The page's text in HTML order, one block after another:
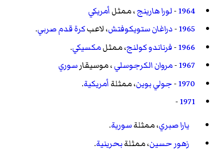
1964
-لورا هارينج، ممثلأمريكي
1965
-دراغان ستويكوفتش، لاعبكرة قدمصربي.
1966
-فرناندو كولنج، ممثلمكسيكي.
1967
-مروان الكرجوسلي، موسيقارسوري
1970
-جولي بوين، ممثلةأمريكية.
1971
-
يارا صبري، ممثلةسورية.
زهور حسين، ممثلةبحرينية.